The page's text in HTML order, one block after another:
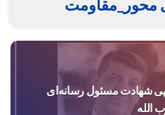
پی شهادت مسئول رسانه‌ای
الله